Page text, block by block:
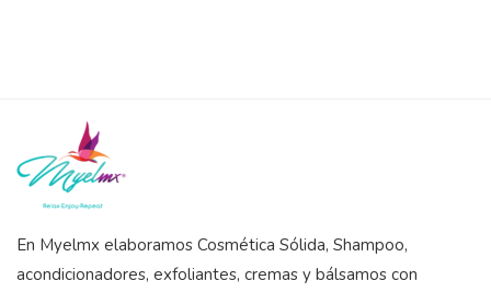
En Myelmx elaboramos Cosmética Sólida, Shampoo,
acondicionadores, exfoliantes, cremas y bálsamos con